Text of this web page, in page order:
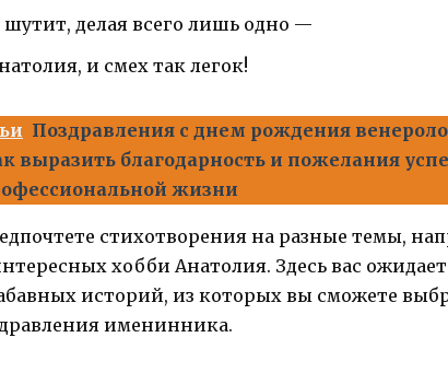
шутит, делая всего лишь одно —
и смех так легок!
Поздравления с днем рождения
выразить благодарность и пожелания
жизни
стихотворения на разные темы,
хобби Анатолия. Здесь вас
историй, из которых вы сможете
именинника.